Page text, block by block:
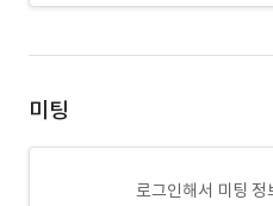
미팅
로그인해서 미팅 정